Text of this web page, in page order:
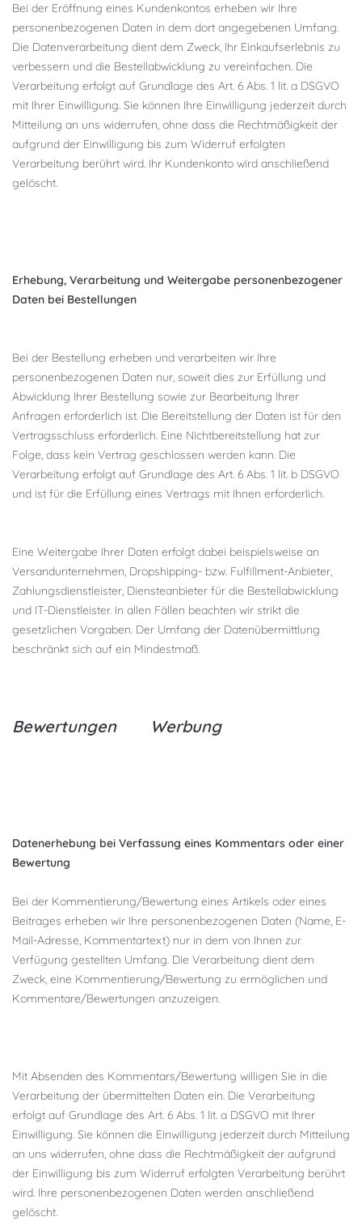
Bei der Eröffnung eines Kundenkontos erheben wir Ihre
personenbezogenen Daten in dem dort angegebenen Umfang.
Die Datenverarbeitung dient dem Zweck, Ihr Einkaufserlebnis zu
verbessern und die Bestellabwicklung zu vereinfachen. Die
Verarbeitung erfolgt auf Grundlage des Art. 6 Abs. 1 lit. a DSGVO
mit Ihrer Einwilligung. Sie können Ihre Einwilligung jederzeit durch
Mitteilung an uns widerrufen, ohne dass die Rechtmäßigkeit der
aufgrund der Einwilligung bis zum Widerruf erfolgten
Verarbeitung berührt wird. Ihr Kundenkonto wird anschließend
gelöscht.
Erhebung, Verarbeitung und Weitergabe personenbezogener
Daten bei Bestellungen
Bei der Bestellung erheben und verarbeiten wir Ihre
personenbezogenen Daten nur, soweit dies zur Erfüllung und
Abwicklung Ihrer Bestellung sowie zur Bearbeitung Ihrer
Anfragen erforderlich ist. Die Bereitstellung der Daten ist für den
Vertragsschluss erforderlich. Eine Nichtbereitstellung hat zur
Folge, dass kein Vertrag geschlossen werden kann. Die
Verarbeitung erfolgt auf Grundlage des Art. 6 Abs. 1 lit. b DSGVO
und ist für die Erfüllung eines Vertrags mit Ihnen erforderlich.
Eine Weitergabe Ihrer Daten erfolgt dabei beispielsweise an
Versandunternehmen, Dropshipping- bzw. Fulfillment-Anbieter,
Zahlungsdienstleister, Diensteanbieter für die Bestellabwicklung
und IT-Dienstleister. In allen Fällen beachten wir strikt die
gesetzlichen Vorgaben. Der Umfang der Datenübermittlung
beschränkt sich auf ein Mindestmaß.
Bewertungen Werbung
Datenerhebung bei Verfassung eines Kommentars oder einer
Bewertung
Bei der Kommentierung/Bewertung eines Artikels oder eines
Beitrages erheben wir Ihre personenbezogenen Daten (Name, E-
Mail-Adresse, Kommentartext) nur in dem von Ihnen zur
Verfügung gestellten Umfang. Die Verarbeitung dient dem
Zweck, eine Kommentierung/Bewertung zu ermöglichen und
Kommentare/Bewertungen anzuzeigen.
Mit Absenden des Kommentars/Bewertung willigen Sie in die
Verarbeitung der übermittelten Daten ein. Die Verarbeitung
erfolgt auf Grundlage des Art. 6 Abs. 1 lit. a DSGVO mit Ihrer
Einwilligung. Sie können die Einwilligung jederzeit durch Mitteilung
an uns widerrufen, ohne dass die Rechtmäßigkeit der aufgrund
der Einwilligung bis zum Widerruf erfolgten Verarbeitung berührt
wird. Ihre personenbezogenen Daten werden anschließend
gelöscht.